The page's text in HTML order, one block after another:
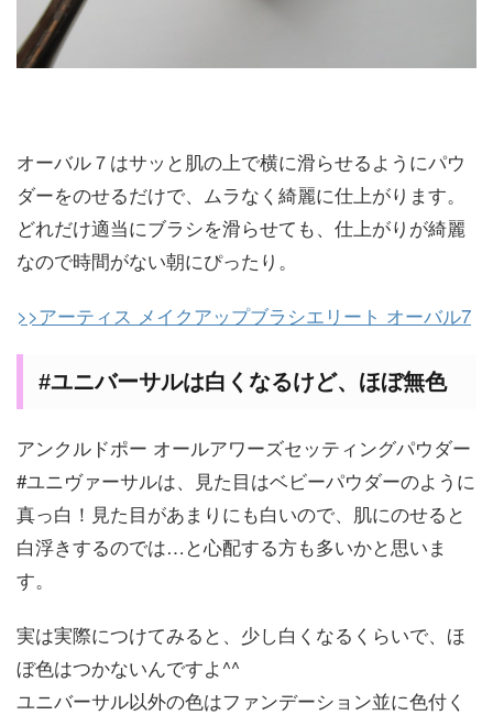
オーバル７はサッと肌の上で横に滑らせるようにパウ
ダーをのせるだけで、ムラなく綺麗に仕上がります。
どれだけ適当にブラシを滑らせても、仕上がりが綺麗
なので時間がない朝にぴったり。
>>アーティス メイクアップブラシエリート オーバル7
#ユニバーサルは白くなるけど、ほぼ無色
アンクルドポー オールアワーズセッティングパウダー
#ユニヴァーサルは、見た目はベビーパウダーのように
真っ白！見た目があまりにも白いので、肌にのせると
白浮きするのでは…と心配する方も多いかと思いま
す。
実は実際につけてみると、少し白くなるくらいで、ほ
ぼ色はつかないんですよ^^
ユニバーサル以外の色はファンデーション並に色付く